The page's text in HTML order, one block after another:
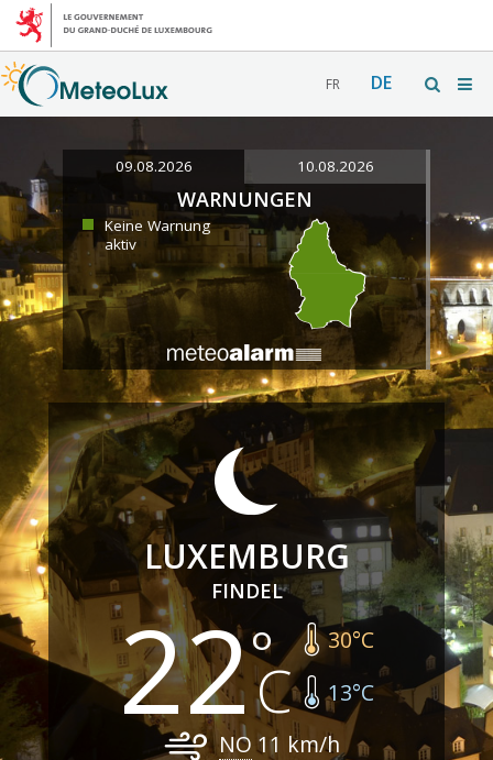
FR DE
09.08.2026 10.08.2026
WARNUNGEN
Keine Warnung
aktiv
LUXEMBURG
FINDEL
22 30°C
13°C
NO 11 km/h